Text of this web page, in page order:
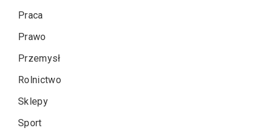
Praca
Prawo
Przemysł
Rolnictwo
Sklepy
Sport